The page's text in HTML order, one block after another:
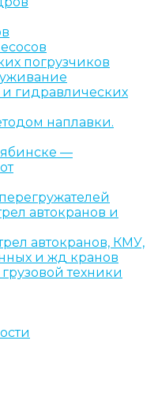
погрузчиков
гидравлических
наплавки.
—
автокранов и
автокранов, КМУ,
и жд кранов
техники